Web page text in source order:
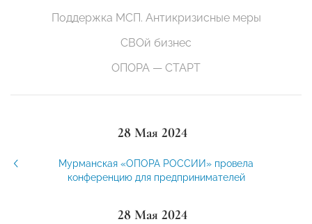
Поддержка МСП. Антикризисные меры
СВОй бизнес
ОПОРА — СТАРТ
28 Мая 2024
Мурманская «ОПОРА РОССИИ» провела
конференцию для предпринимателей
28 Мая 2024